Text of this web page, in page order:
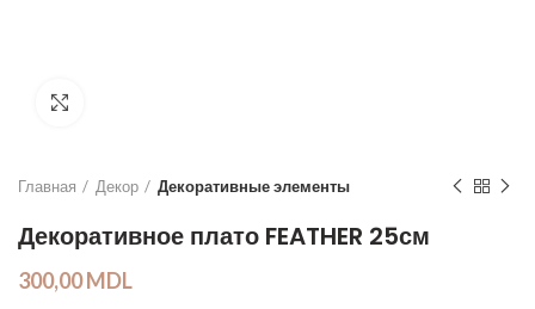
Главная Декор Декоративные элементы
Декоративное плато FEATHER 25см
300,00MDL